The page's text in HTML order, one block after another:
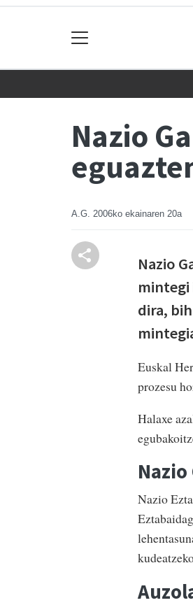
Nazio
A.G. 2006ko ekainaren 20a
Nazio
dira,
Euskal
prozesu
Halaxe
Nazio